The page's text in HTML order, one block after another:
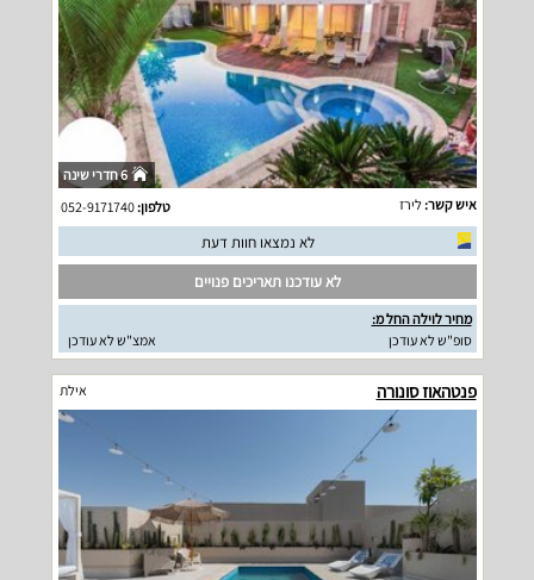
6 חדרי שינה
איש קשר:לירז טלפון:052-9171740
לא נמצאו חוות דעת
לא עודכנו תאריכים פנויים
מחיר לוילה החל מ:
סופ"ש לא עודכן
אמצ"ש לא עודכן
פנטהאוז סונורה אילת